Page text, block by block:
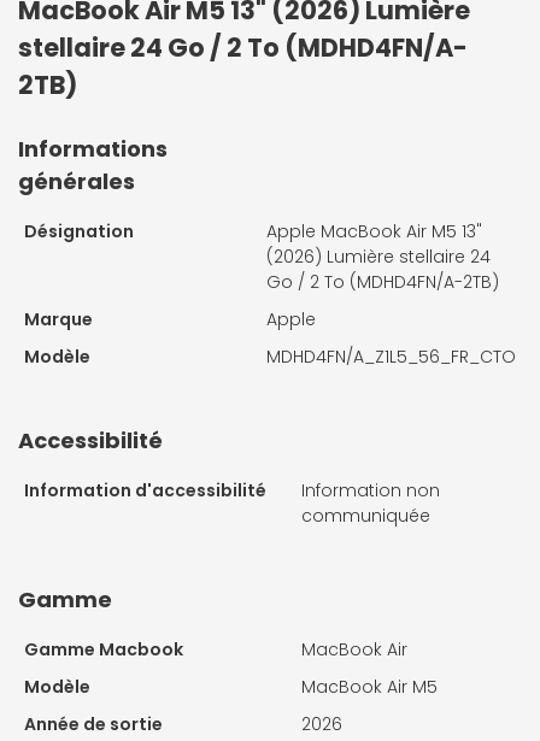
MacBook Air M5 13" (2026) Lumière
stellaire 24 Go / 2 To (MDHD4FN/A-
2TB)
Informations
générales
Désignation
Apple MacBook Air M5 13"
(2026) Lumière stellaire 24
Go / 2 To (MDHD4FN/A-2TB)
Marque
Apple
Modèle
MDHD4FN/A_Z1L5_56_FR_CTO
Accessibilité
Information d'accessibilité
Information non
communiquée
Gamme
Gamme Macbook
MacBook Air
Modèle
MacBook Air M5
Année de sortie
2026